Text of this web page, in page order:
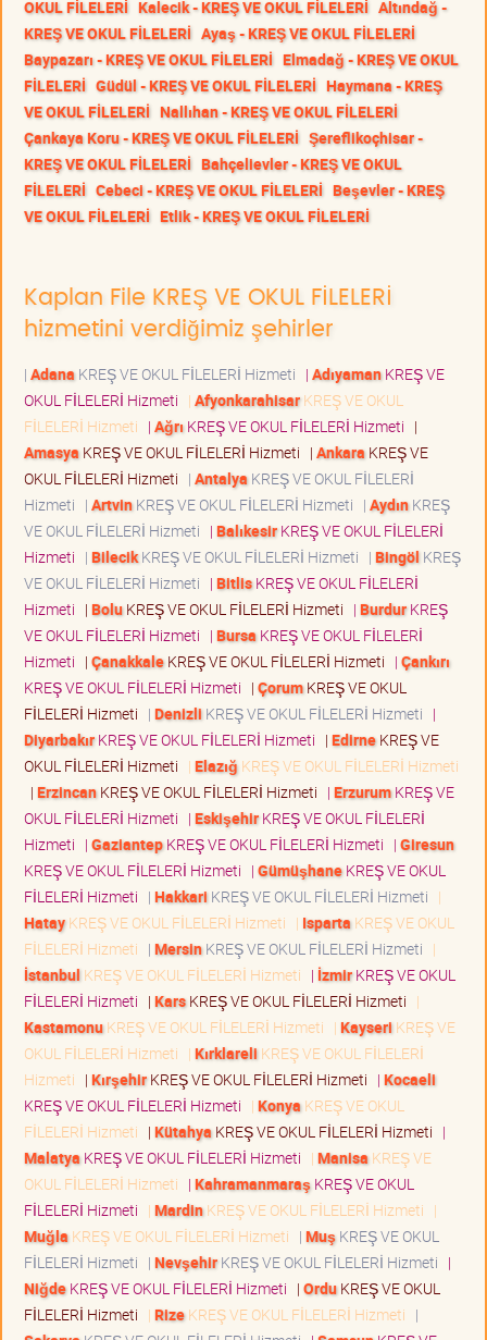
OKUL FİLELERİ Kalecik - KREŞ VE OKUL FİLELERİ Altındağ -
KREŞ VE OKUL FİLELERİ Ayaş - KREŞ VE OKUL FİLELERİ
Baypazarı - KREŞ VE OKUL FİLELERİ Elmadağ - KREŞ VE OKUL
FİLELERİ Güdül - KREŞ VE OKUL FİLELERİ Haymana - KREŞ
VE OKUL FİLELERİ Nallıhan - KREŞ VE OKUL FİLELERİ
Çankaya Koru - KREŞ VE OKUL FİLELERİ Şereflikoçhisar -
KREŞ VE OKUL FİLELERİ Bahçelievler - KREŞ VE OKUL
FİLELERİ Cebeci - KREŞ VE OKUL FİLELERİ Beşevler - KREŞ
VE OKUL FİLELERİ Etlik - KREŞ VE OKUL FİLELERİ
Kaplan File KREŞ VE OKUL FİLELERİ
hizmetini verdiğimiz şehirler
| Adana KREŞ VE OKUL FİLELERİ Hizmeti | AdıyamanKREŞ VE
OKUL FİLELERİ Hizmeti | AfyonkarahisarKREŞ VE OKUL
FİLELERİ Hizmeti | Ağrı KREŞ VE OKUL FİLELERİ Hizmeti |
Amasya KREŞ VE OKUL FİLELERİ Hizmeti | Ankara KREŞ VE
OKUL FİLELERİ Hizmeti | Antalya KREŞ VE OKUL FİLELERİ
Hizmeti | ArtvinKREŞ VE OKUL FİLELERİ Hizmeti | AydınKREŞ
VE OKUL FİLELERİ Hizmeti | BalıkesirKREŞ VE OKUL FİLELERİ
Hizmeti | BilecikKREŞ VE OKUL FİLELERİ Hizmeti | Bingöl KREŞ
VE OKUL FİLELERİ Hizmeti | BitlisKREŞ VE OKUL FİLELERİ
Hizmeti | BoluKREŞ VE OKUL FİLELERİ Hizmeti | BurdurKREŞ
VE OKUL FİLELERİ Hizmeti | Bursa KREŞ VE OKUL FİLELERİ
Hizmeti | ÇanakkaleKREŞ VE OKUL FİLELERİ Hizmeti | Çankırı
KREŞ VE OKUL FİLELERİ Hizmeti | ÇorumKREŞ VE OKUL
FİLELERİ Hizmeti | Denizli KREŞ VE OKUL FİLELERİ Hizmeti |
DiyarbakırKREŞ VE OKUL FİLELERİ Hizmeti | EdirneKREŞ VE
OKUL FİLELERİ Hizmeti | Elazığ KREŞ VE OKUL FİLELERİ Hizmeti
| ErzincanKREŞ VE OKUL FİLELERİ Hizmeti | ErzurumKREŞ VE
OKUL FİLELERİ Hizmeti | EskişehirKREŞ VE OKUL FİLELERİ
Hizmeti | GaziantepKREŞ VE OKUL FİLELERİ Hizmeti | Giresun
KREŞ VE OKUL FİLELERİ Hizmeti | GümüşhaneKREŞ VE OKUL
FİLELERİ Hizmeti | Hakkari KREŞ VE OKUL FİLELERİ Hizmeti |
HatayKREŞ VE OKUL FİLELERİ Hizmeti | Isparta KREŞ VE OKUL
FİLELERİ Hizmeti | MersinKREŞ VE OKUL FİLELERİ Hizmeti |
İstanbul KREŞ VE OKUL FİLELERİ Hizmeti | İzmirKREŞ VE OKUL
FİLELERİ Hizmeti | KarsKREŞ VE OKUL FİLELERİ Hizmeti |
KastamonuKREŞ VE OKUL FİLELERİ Hizmeti | Kayseri KREŞ VE
OKUL FİLELERİ Hizmeti | Kırklareli KREŞ VE OKUL FİLELERİ
Hizmeti | KırşehirKREŞ VE OKUL FİLELERİ Hizmeti | Kocaeli
KREŞ VE OKUL FİLELERİ Hizmeti | Konya KREŞ VE OKUL
FİLELERİ Hizmeti | Kütahya KREŞ VE OKUL FİLELERİ Hizmeti |
Malatya KREŞ VE OKUL FİLELERİ Hizmeti | Manisa KREŞ VE
OKUL FİLELERİ Hizmeti | Kahramanmaraş KREŞ VE OKUL
FİLELERİ Hizmeti | MardinKREŞ VE OKUL FİLELERİ Hizmeti |
Muğla KREŞ VE OKUL FİLELERİ Hizmeti | Muş KREŞ VE OKUL
FİLELERİ Hizmeti | NevşehirKREŞ VE OKUL FİLELERİ Hizmeti |
NiğdeKREŞ VE OKUL FİLELERİ Hizmeti | OrduKREŞ VE OKUL
FİLELERİ Hizmeti | RizeKREŞ VE OKUL FİLELERİ Hizmeti |